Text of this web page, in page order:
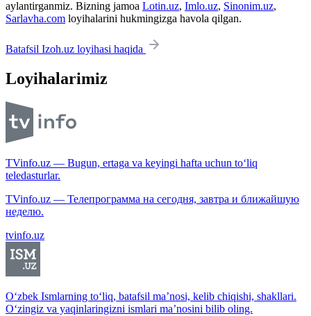
aylantirganmiz. Bizning jamoa Lotin.uz, Imlo.uz, Sinonim.uz,
Sarlavha.com loyihalarini hukmingizga havola qilgan.
Batafsil Izoh.uz loyihasi haqida
Loyihalarimiz
TVinfo.uz — Bugun, ertaga va keyingi hafta uchun to‘liq
teledasturlar.
TVinfo.uz — Телепрограмма на сегодня, завтра и ближайшую
неделю.
tvinfo.uz
O‘zbek Ismlarning to‘liq, batafsil ma’nosi, kelib chiqishi, shakllari.
O‘zingiz va yaqinlaringizni ismlari ma’nosini bilib oling.